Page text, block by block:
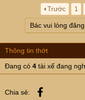
Trước 1
Bác vui lòng
Thông tin thớt
Đang có 4 tài xế đang
Chia sẻ: